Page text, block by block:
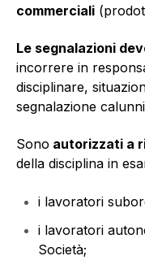
commerciali
Le segnalazioni
incorrere in
disciplinare,
segnalazione
Sono autorizzati a
della disciplina in
i lavoratori
i lavoratori
Società;